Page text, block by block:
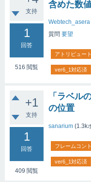
支持
1
回答
516 閲覧
含めた数
Webtech_asera
質問 要望
アトリビュート
ver6_1対応済
+1
支持
1
回答
409 閲覧
「ラベル
の位置
sanarium (1.3k
フレームコン
ver6_1対応済